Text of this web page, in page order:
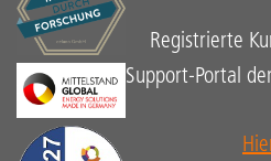
Registrierte
Support-Portal